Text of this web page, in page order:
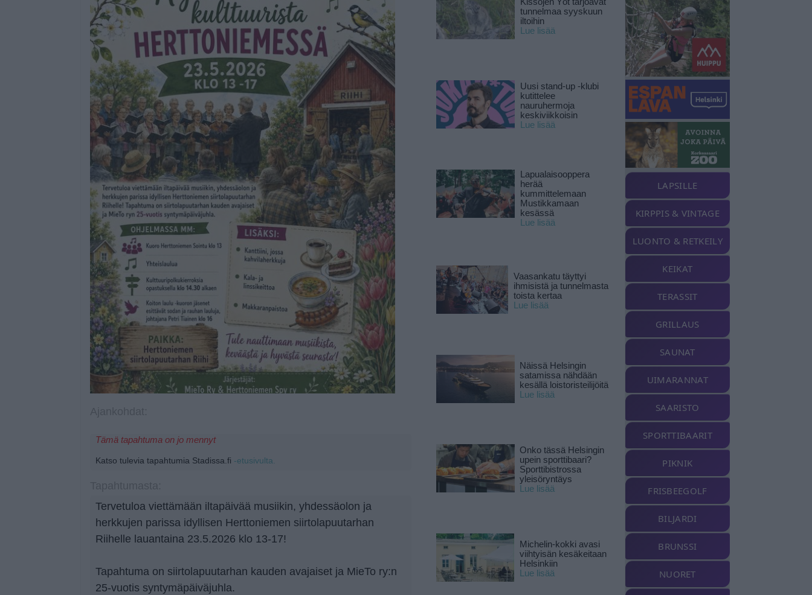
Tämä tapahtuma on jo mennyt
Katso tulevia tapahtumia Stadissa.fi -etusivulta.
Tervetuloa viettämään iltapäivää musiikin, yhdessäolon ja
herkkujen parissa idyllisen Herttoniemen siirtolapuutarhan
Riihelle lauantaina 23.5.2026 klo 13-17!
Tapahtuma on siirtolapuutarhan kauden avajaiset ja MieTo ry:n
25-vuotis syntymäpäiväjuhla.
Kissojen Yöt tarjoavat
tunnelmaa syyskuun
iltoihin
Lue lisää
Uusi stand-up -klubi
kutittelee
nauruhermoja
keskiviikkoisin
Lue lisää
Lapualaisooppera
herää
kummittelemaan
Mustikkamaan
kesässä
Lue lisää
Vaasankatu täyttyi
ihmisistä ja tunnelmasta
toista kertaa
Lue lisää
Näissä Helsingin
satamissa nähdään
kesällä loistoristeilijöitä
Lue lisää
Onko tässä Helsingin
upein sporttibaari?
Sporttibistrossa
yleisöryntäys
Lue lisää
Michelin-kokki avasi
viihtyisän kesäkeitaan
Helsinkiin
Lue lisää
LAPSILLE
KIRPPIS & VINTAGE
LUONTO & RETKEILY
KEIKAT
TERASSIT
GRILLAUS
SAUNAT
UIMARANNAT
SAARISTO
SPORTTIBAARIT
PIKNIK
FRISBEEGOLF
BILJARDI
BRUNSSI
NUORET